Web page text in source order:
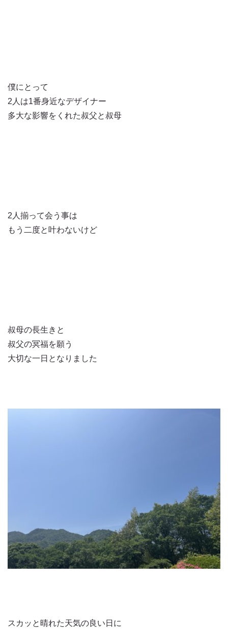
僕にとって
2人は1番身近なデザイナー
多大な影響をくれた叔父と叔母
2人揃って会う事は
もう二度と叶わないけど
叔母の長生きと
叔父の冥福を願う
大切な一日となりました
スカッと晴れた天気の良い日に